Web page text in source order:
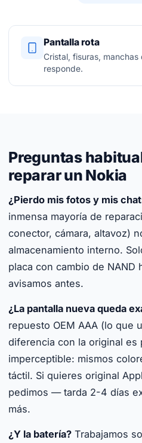
Pantalla rota
Cristal, fisuras,
responde.
Preguntas
reparar un Nokia
¿Pierdo mis fotos y mis
inmensa mayoría de
conector, cámara, altavoz)
almacenamiento interno.
placa con cambio de NAND
avisamos antes.
¿La pantalla nueva queda
repuesto OEM AAA (lo que
diferencia con la original es
imperceptible: mismos
táctil. Si quieres original
pedimos — tarda 2-4 días
más.
¿Y la batería? Trabajamos